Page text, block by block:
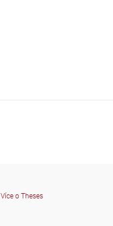
Více o Theses